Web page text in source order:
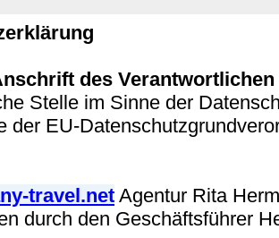
des Verantwortlichen
Stelle im Sinne der
der EU-
travel.net Agentur Rita
durch den Geschäftsführer